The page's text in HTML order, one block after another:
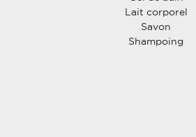
Lait corporel
Savon
Shampoing